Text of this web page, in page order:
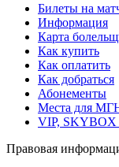
Билеты на
Информация
Карта
Как купить
Как оплатить
Как добраться
Абонементы
Места для
VIP, SKYBOX
Правовая